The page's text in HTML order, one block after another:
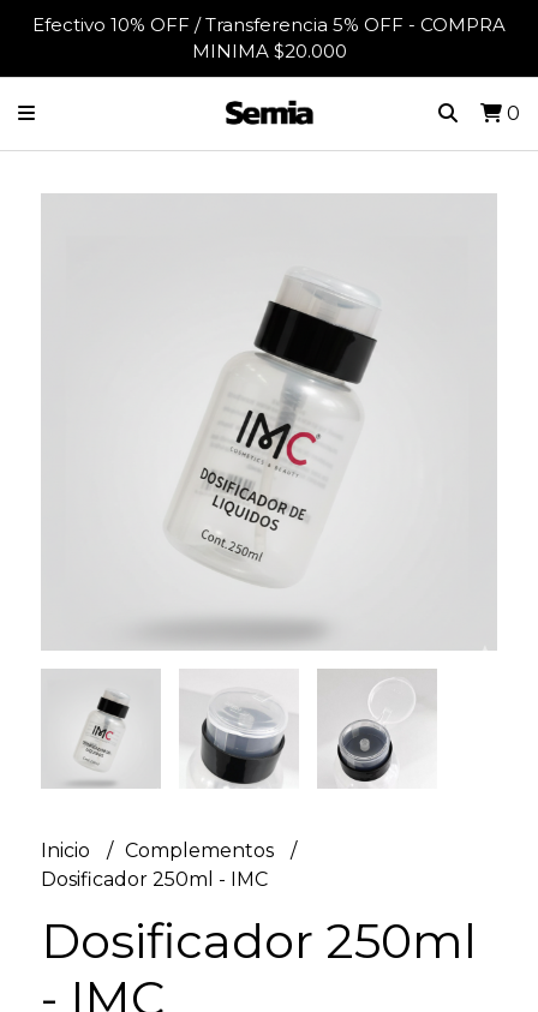
Efectivo 10% OFF / Transferencia 5% OFF - COMPRA
MINIMA $20.000
0
Inicio
Complementos
Dosificador 250ml - IMC
Dosificador 250ml
- IMC